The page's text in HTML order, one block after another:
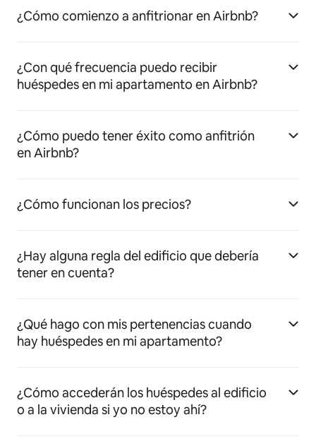
¿Cómo comienzo a anfitrionar en Airbnb?
¿Con qué frecuencia puedo recibir
huéspedes en mi apartamento en Airbnb?
¿Cómo puedo tener éxito como anfitrión
en Airbnb?
¿Cómo funcionan los precios?
¿Hay alguna regla del edificio que debería
tener en cuenta?
¿Qué hago con mis pertenencias cuando
hay huéspedes en mi apartamento?
¿Cómo accederán los huéspedes al edificio
o a la vivienda si yo no estoy ahí?